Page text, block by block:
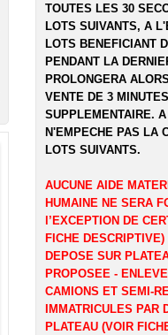
TOUTES LES 30
LOTS SUIVANTS, A
LOTS BENEFICIANT
PENDANT LA
PROLONGERA
VENTE DE 3
SUPPLEMENTAIRE.
N'EMPECHE PAS LA
LOTS SUIVANTS.
AUCUNE AIDE
HUMAINE NE SERA
l’EXCEPTION DE
FICHE
DEPOSE SUR
PROPOSEE -
CAMIONS ET SEMI-
IMMATRICULES PAR
PLATEAU (VOIR